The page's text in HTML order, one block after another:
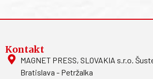
Kontakt
MAGNET PRESS, SLOVAKIA s.r.o.
Bratislava - Petržalka